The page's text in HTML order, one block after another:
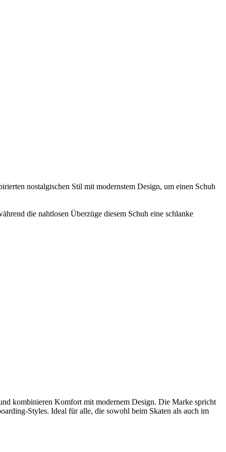
nostalgischen Stil mit modernstem Design, um einen Schuh
die nahtlosen Überzüge diesem Schuh eine schlanke
kombinieren Komfort mit modernem Design. Die Marke spricht
Styles. Ideal für alle, die sowohl beim Skaten als auch im